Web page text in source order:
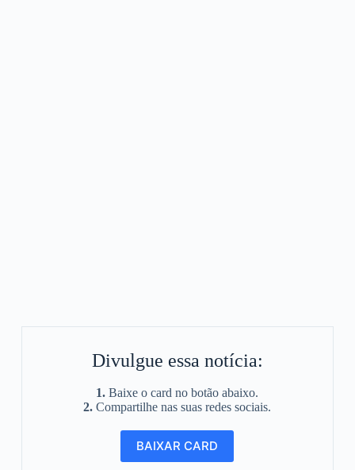
Divulgue essa notícia:
1. Baixe o card no botão abaixo.
2. Compartilhe nas suas redes sociais.